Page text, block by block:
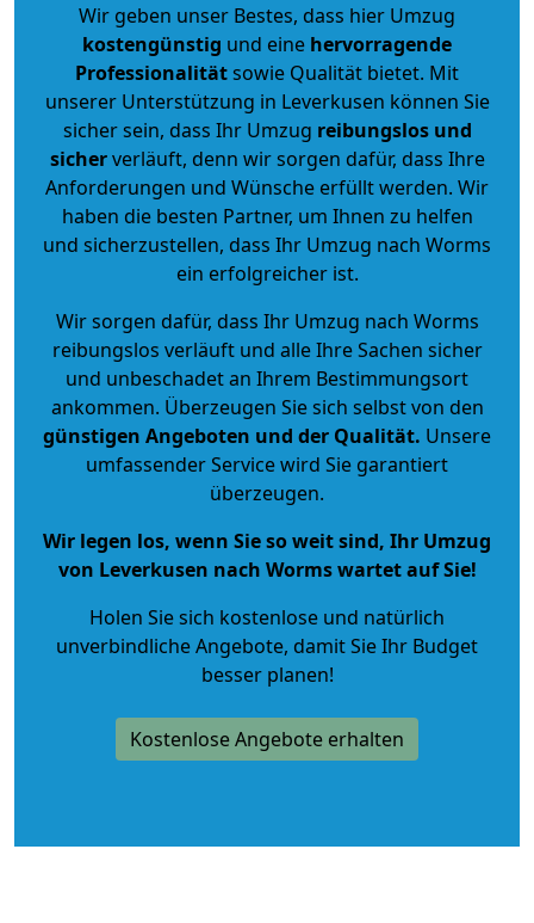
Wir geben unser Bestes, dass hier Umzug
kostengünstig und eine hervorragende
Professionalitätsowie Qualität bietet. Mit
unserer Unterstützung in Leverkusen können Sie
sicher sein, dass Ihr Umzug reibungslos und
sicherverläuft, denn wir sorgen dafür, dass Ihre
Anforderungen und Wünsche erfüllt werden. Wir
haben die besten Partner, um Ihnen zu helfen
und sicherzustellen, dass Ihr Umzug nach Worms
ein erfolgreicher ist.
Wir sorgen dafür, dass Ihr Umzug nach Worms
reibungslos verläuft und alle Ihre Sachen sicher
und unbeschadet an Ihrem Bestimmungsort
ankommen. Überzeugen Sie sich selbst von den
günstigen Angeboten und der Qualität. Unsere
umfassender Service wird Sie garantiert
überzeugen.
Wir legen los, wenn Sie so weit sind, Ihr Umzug
von Leverkusen nach Worms wartet auf Sie!
Holen Sie sich kostenlose und natürlich
unverbindliche Angebote, damit Sie Ihr Budget
besser planen!
Kostenlose Angebote erhalten